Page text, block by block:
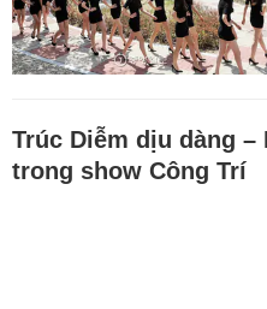
Trúc Diễm dịu dàng –
trong show Công Trí